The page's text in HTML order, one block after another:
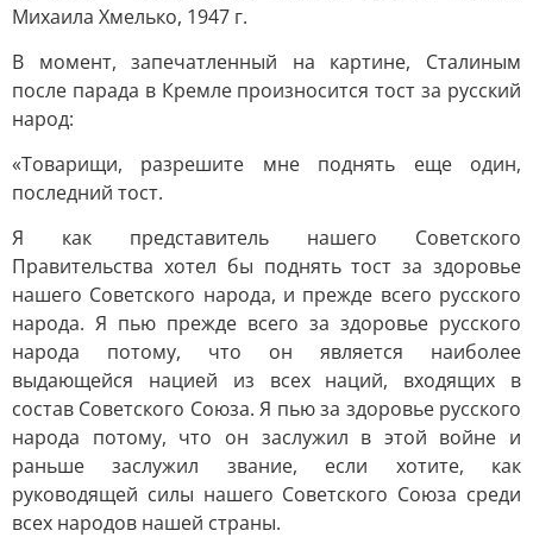
Михаила Хмелько, 1947 г.
В момент, запечатленный на картине, Сталиным
после парада в Кремле произносится тост за русский
народ:
«Товарищи, разрешите мне поднять еще один,
последний тост.
Я как представитель нашего Советского
Правительства хотел бы поднять тост за здоровье
нашего Советского народа, и прежде всего русского
народа. Я пью прежде всего за здоровье русского
народа потому, что он является наиболее
выдающейся нацией из всех наций, входящих в
состав Советского Союза. Я пью за здоровье русского
народа потому, что он заслужил в этой войне и
раньше заслужил звание, если хотите, как
руководящей силы нашего Советского Союза среди
всех народов нашей страны.